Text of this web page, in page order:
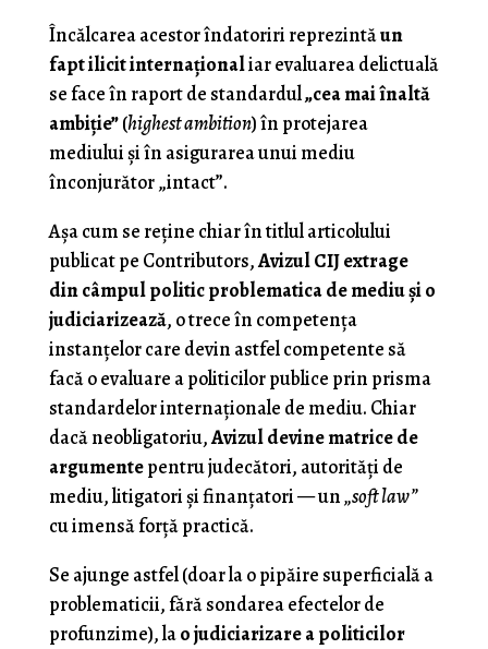
Încălcarea acestor îndatoriri reprezintăun
fapt ilicit internaţionaliar evaluarea delictuală
se face în raport de standardul„cea mai înaltă
ambiţie”(highest ambition) în protejarea
mediului şi în asigurarea unui mediu
înconjurător „intact”.
Aşa cum se reţine chiar în titlul articolului
publicat pe Contributors,Avizul CIJ extrage
din câmpul politic problematica de mediu şi o
judiciarizează, o trece în competenţa
instanţelor care devin astfel competente să
facă o evaluare a politicilor publice prin prisma
standardelor internaţionale de mediu. Chiar
dacă neobligatoriu,Avizul devine matrice de
argumentepentru judecători, autorități de
mediu, litigatori și finanțatori — un„soft law”
cu imensă forță practică.
Se ajunge astfel (doar la o pipăire superficială a
problematicii, fără sondarea efectelor de
profunzime), lao judiciarizare a politicilor